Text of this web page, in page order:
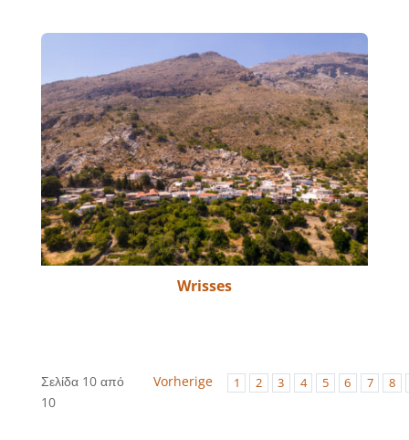
Wrisses
Σελίδα 10 από
10
Vorherige 1 2 3 4 5 6 7 8